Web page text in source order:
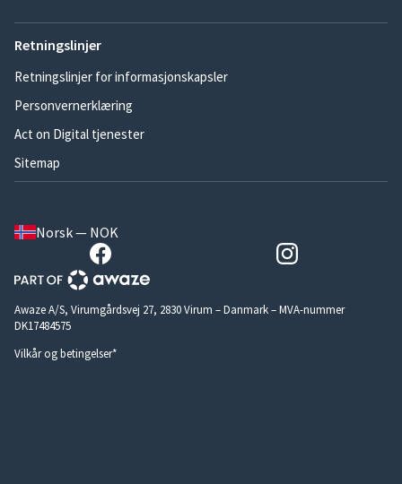
Retningslinjer
Retningslinjer for informasjonskapsler
Personvernerklæring
Act on Digital tjenester
Sitemap
Norsk — NOK
Awaze A/S, Virumgårdsvej 27, 2830 Virum – Danmark – MVA-nummer
DK17484575
Vilkår og betingelser*